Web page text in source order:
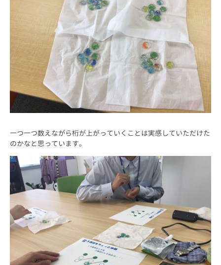
一つ一つ数えながら桁が上がっていくことは実感していただけた
のかなと思っています。